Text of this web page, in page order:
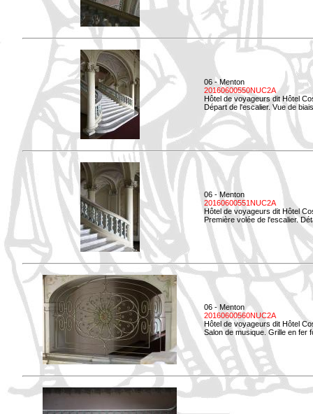
06 - Menton
20160600550NUC2A
Hôtel de voyageurs dit Hôtel
Départ de l'escalier. Vue de
06 - Menton
20160600551NUC2A
Hôtel de voyageurs dit Hôtel
Première volée de l'escalier.
06 - Menton
20160600560NUC2A
Hôtel de voyageurs dit Hôtel
Salon de musique. Grille en fer